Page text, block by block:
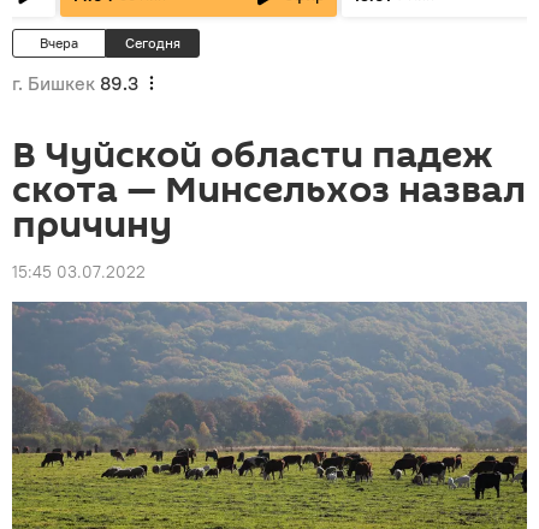
Вчера Сегодня
г. Бишкек 89.3
В Чуйской области падеж
скота — Минсельхоз назвал
причину
15:45 03.07.2022